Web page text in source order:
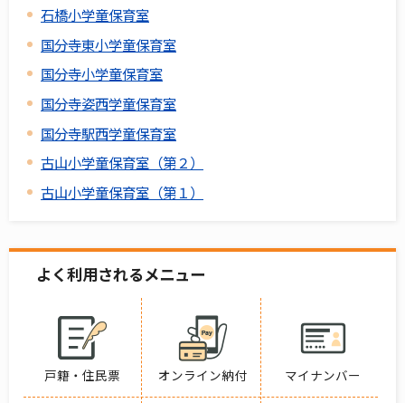
石橋小学童保育室
国分寺東小学童保育室
国分寺小学童保育室
国分寺姿西学童保育室
国分寺駅西学童保育室
古山小学童保育室（第２）
古山小学童保育室（第１）
よく利用されるメニュー
戸籍・住民票 オンライン納付 マイナンバー